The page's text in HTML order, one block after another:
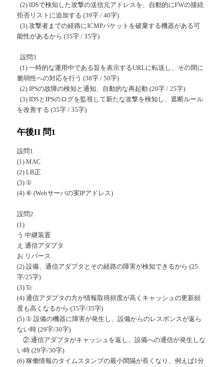
(2) IDSで検知した攻撃の送信元アドレスを、自動的にFWの接続
拒否リストに追加する (39字 / 40字)
(3) 攻撃者までの経路にICMPパケットを破棄する機器がある可
能性があるから (35字 / 35字)
設問3
(1) 一時的な運用中である旨を表示するURLに転送し、その間に
脆弱性への対応を行う (38字 / 50字)
(2) IPSの故障の検知と通知、自動的な再起動 (20字 / 25字)
(3) IDSとIPSのログを監視して新たな攻撃を検知し、遮断ルール
を改善する (35字 / 35字)
午後II 問1
設問1
(1) MAC
(2) LB正
(3) ①
(4) ⑥ (Webサーバの実IPアドレス)
設問2
(1)
う 中継装置
え 通信アダプタ
お リバース
(2) 設備、通信アダプタとその経路の障害が検知できるから (25
字/25字)
(3) Tc
(4) 通信アダプタの方が情報取得頻度が高くキャッシュの更新頻
度も高くなるから (35字/35字)
(5) ① 設備の機器に障害が発生し、設備からのレスポンスが返ら
ない時 (29字/30字)
② 通信アダプタがキャッシュを返し、設備への通信が発生しな
い時 (29字/30字)
(6) 稼働情報のタイムスタンプの最小間隔が長くなり、例えば1分